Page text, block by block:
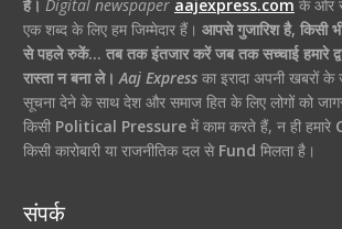
है। Digital newspaper aajexpress.com के ओर
एक शब्द के लिए हम जिम्मेदार हैं। आपसे गुजारिश है, किसी
से पहले रुकें… तब तक इंतजार करें जब तक सच्चाई हमारे
रास्ता न बना ले। Aaj Expressका इरादा अपनी खबरों के
सूचना देने के साथ देश और समाज हित के लिए लोगों को
किसी Political Pressureमें काम करते हैं, न ही हमारे
किसी कारोबारी या राजनीतिक दल से Fund मिलता है।
संपर्क